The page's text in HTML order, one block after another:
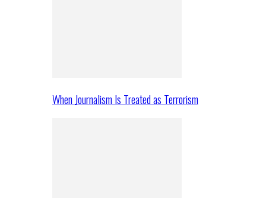
When Journalism Is Treated as Terrorism